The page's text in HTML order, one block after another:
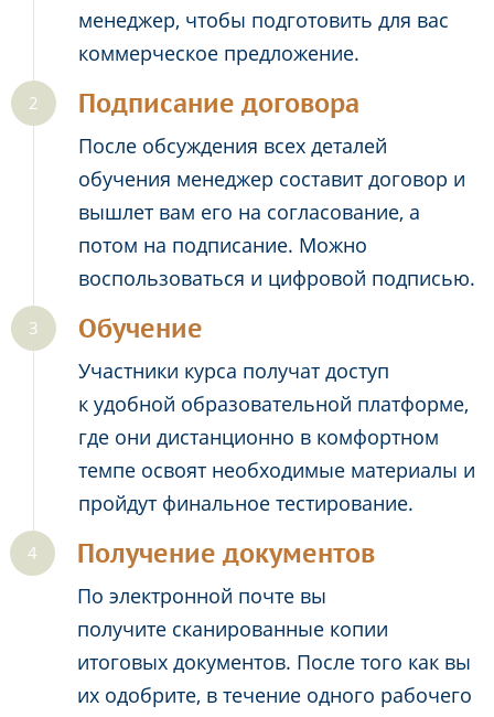
менеджер, чтобы подготовить для вас
коммерческое предложение.
Подписание договора
После обсуждения всех деталей
обучения менеджер составит договор и
вышлет вам его на согласование, а
потом на подписание. Можно
воспользоваться и цифровой подписью.
Обучение
Участники курса получат доступ
к удобной образовательной платформе,
где они дистанционно в комфортном
темпе освоят необходимые материалы и
пройдут финальное тестирование.
Получение документов
По электронной почте вы
получите сканированные копии
итоговых документов. После того как вы
их одобрите, в течение одного рабочего